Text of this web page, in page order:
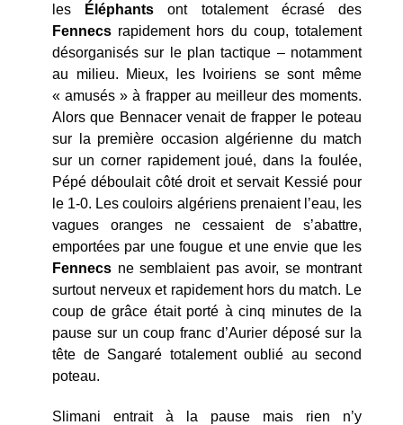
les
Éléphants ont totalement écrasé des
Fennecs rapidement hors du coup, totalement
désorganisés sur le plan tactique – notamment
au milieu. Mieux, les Ivoiriens se sont même
« amusés » à frapper au meilleur des moments.
Alors que Bennacer venait de frapper le poteau
sur la première occasion algérienne du match
sur un corner rapidement joué, dans la foulée,
Pépé déboulait côté droit et servait Kessié pour
le 1-0. Les couloirs algériens prenaient l’eau, les
vagues oranges ne cessaient de s’abattre,
emportées par une fougue et une envie que les
Fennecs ne semblaient pas avoir, se montrant
surtout nerveux et rapidement hors du match. Le
coup de grâce était porté à cinq minutes de la
pause sur un coup franc d’Aurier déposé sur la
tête de Sangaré totalement oublié au second
poteau.
Slimani entrait à la pause mais rien n’y